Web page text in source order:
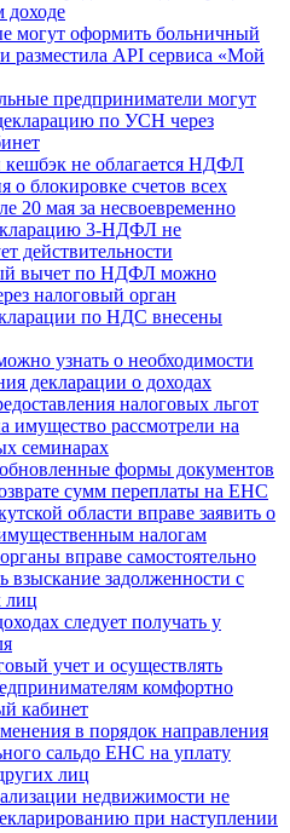
доходе
могут оформить больничный
API сервиса «Мой
предприниматели могут
по УСН через
кешбэк не облагается НДФЛ
о блокировке счетов всех
20 мая за несвоевременно
3-НДФЛ не
действительности
вычет по НДФЛ можно
налоговый орган
по НДС внесены
узнать о необходимости
декларации о доходах
налоговых льгот
имущество рассмотрели на
семинарах
формы документов
сумм переплаты на ЕНС
области вправе заявить о
налогам
вправе самостоятельно
взыскание задолженности с
лиц
следует получать у
учет и осуществлять
комфортно
кабинет
в порядок направления
сальдо ЕНС на уплату
лиц
недвижимости не
при наступлении